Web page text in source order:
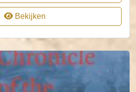
Bekijken